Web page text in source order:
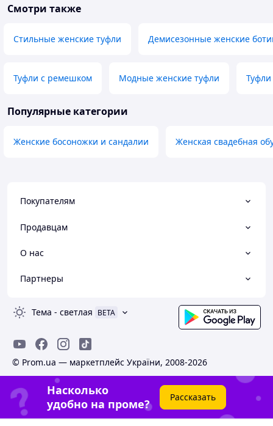
Смотри также
Стильные женские туфли Демисезонные женские
Туфли с ремешком Модные женские туфли
Популярные категории
Женские босоножки и сандалии Женская свадебная
Покупателям
Продавцам
О нас
Партнеры
Тема - светлая BETA
© Prom.ua — маркетплейс України, 2008-2026
Насколько
удобно на проме?
Рассказать